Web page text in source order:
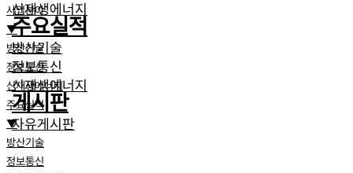
사업분야
▼
방산기술
정보통신
신재생에너지
주요실적
▼
방산기술
정보통신
신재생에너지
주요실적
방산기술
정보통신
신재생에너지
게시판
자유게시판